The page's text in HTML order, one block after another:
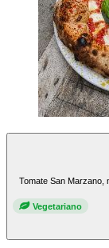
Tomate San Marzano,
Vegetariano